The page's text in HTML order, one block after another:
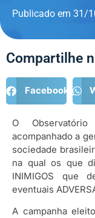
Publicado em 31/
Compartilhe
Facebook
O
acompanhado a
sociedade
na qual os que
INIMIGOS que
eventuais
A campanha